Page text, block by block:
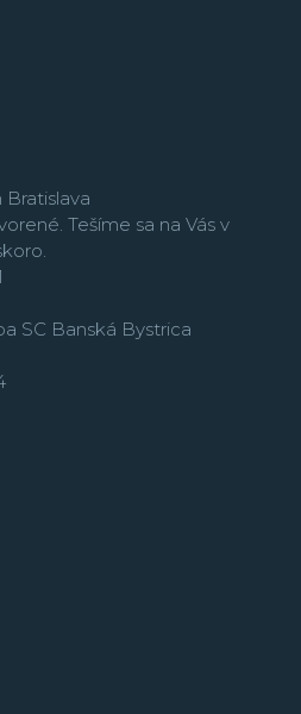
Bratislava
Tešíme sa na Vás v
SC Banská Bystrica